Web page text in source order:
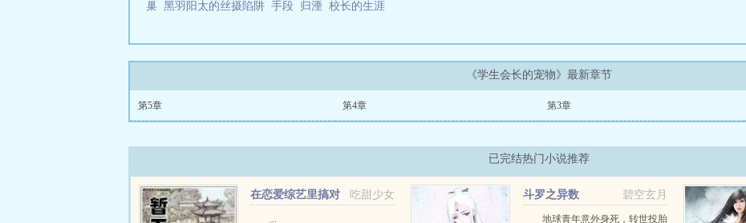
巢 黑羽阳太的丝摄陷阱 手段 归湮 校长的生涯
《学生会长的宠物》最新章节
第5章 第4章 第3章
已完结热门小说推荐
吃甜少女
在恋爱综艺里搞对
...
碧空玄月
斗罗之异数
地球青年意外身死，转世投胎